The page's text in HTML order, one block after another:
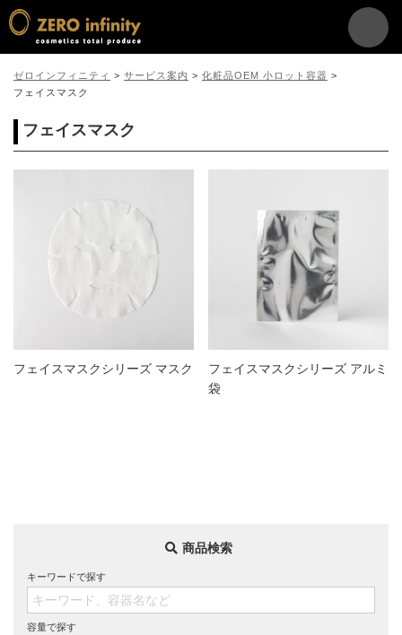
ゼロインフィニティ > サービス案内 > 化粧品OEM 小ロット容器 >
フェイスマスク
フェイスマスク
フェイスマスクシリーズ マスク
フェイスマスクシリーズ アルミ
袋
商品検索
キーワードで探す
容量で探す